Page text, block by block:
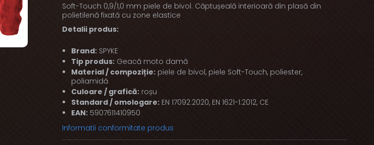
Soft-Touch 0,9/1,0 mm piele de bivol. Căptușeală interioară din plasă din
polietilenă fixată cu zone elastice
Detalii produs:
Brand:SPYKE
Tip produs:Geacă moto damă
Material / compoziție:piele de bivol, piele Soft-Touch, poliester,
poliamidă
Culoare / grafică:roșu
Standard / omologare:EN 17092:2020, EN 1621-1:2012, CE
EAN:5907611410950
Informatii conformitate produs